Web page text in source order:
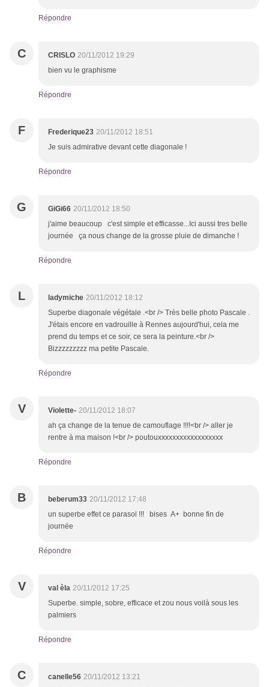
Répondre
C CRISLO 20/11/2012 19:29
bien vu le graphisme
Répondre
F Frederique23 20/11/2012 18:51
Je suis admirative devant cette diagonale !
Répondre
G GiGi66 20/11/2012 18:50
j'aime beaucoup c'est simple et efficasse...Ici aussi tres belle
journée ça nous change de la grosse pluie de dimanche !
Répondre
L ladymiche 20/11/2012 18:12
Superbe diagonale végétale .<br /> Très belle photo Pascale .
J'étais encore en vadrouille à Rennes aujourd'hui, cela me
prend du temps et ce soir, ce sera la peinture.<br />
Bizzzzzzzzz ma petite Pascale.
Répondre
V Violette- 20/11/2012 18:07
ah ça change de la tenue de camouflage !!!!<br /> aller je
rentre à ma maison !<br /> poutouxxxxxxxxxxxxxxxxxx
Répondre
B beberum33 20/11/2012 17:48
un superbe effet ce parasol !!! bises A+ bonne fin de
journée
Répondre
V val èla 20/11/2012 17:25
Superbe. simple, sobre, efficace et zou nous voilà sous les
palmiers
Répondre
C canelle56 20/11/2012 13:21